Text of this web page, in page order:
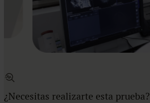
¿Necesitas realizarte esta prueba?